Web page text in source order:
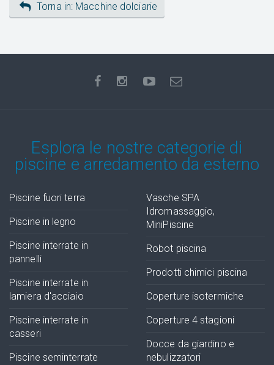
Torna in: Macchine dolciarie
Esplora le nostre categorie di
piscine e arredamento da esterno
Piscine fuori terra
Piscine in legno
Piscine interrate in
pannelli
Piscine interrate in
lamiera d'acciaio
Piscine interrate in
casseri
Piscine seminterrate
Vasche SPA
Idromassaggio,
MiniPiscine
Robot piscina
Prodotti chimici piscina
Coperture isotermiche
Coperture 4 stagioni
Docce da giardino e
nebulizzatori